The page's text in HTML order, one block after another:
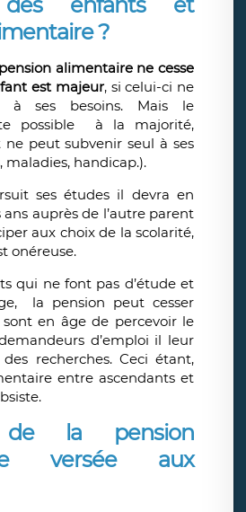
?
alimentaire ne cesse
est majeur, si celui-ci ne
à ses besoins. Mais le
possible à la majorité,
ne peut subvenir seul à ses
maladies, handicap.).
ses études il devra en
auprès de l’autre parent
aux choix de la scolarité,
onéreuse.
qui ne font pas d’étude et
la pension peut cesser
sont en âge de percevoir le
demandeurs d’emploi il leur
recherches. Ceci étant,
entre ascendants et
de la pension
versée aux